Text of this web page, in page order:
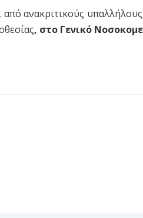
από ανακριτικούς
, στο Γενικό